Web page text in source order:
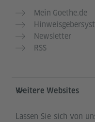
Mein Goethe.de
Newsletter
RSS
Weitere Websites
Lassen Sie sich von